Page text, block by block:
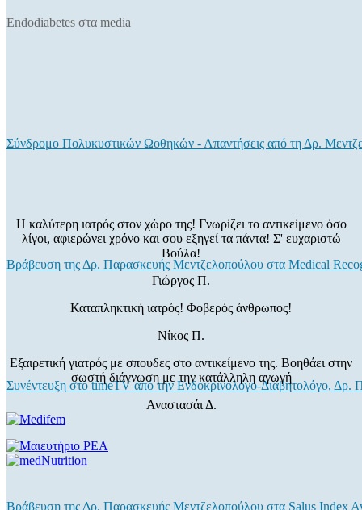
Endodiabetes στα media
Σύνδρομο Πολυκυστικών Ωοθηκών - Απαντήσεις από τη Δρ.
Βράβευση της Δρ. Παρασκευής Μεντζελοπούλου στα Medical
Συνέντευξη στο timeTV από την Ενδοκρινολόγο-Διαβητολόγο,
Βράβευση της Δρ. Παρασκευής Μεντζελοπούλου στα Salus Index
Η καλύτερη ιατρός στον χώρο της! Γνωρίζει το αντικείμενο όσο
λίγοι, αφιερώνει χρόνο και σου εξηγεί τα πάντα! Σ' ευχαριστώ
Βούλα!
Γιώργος Π.
Καταπληκτική ιατρός! Φοβερός άνθρωπος!
Νίκος Π.
Εξαιρετική γιατρός με σπουδες στο αντικείμενο της. Βοηθάει στην
σωστή διάγνωση με την κατάλληλη αγωγή
Αναστασάι Δ.